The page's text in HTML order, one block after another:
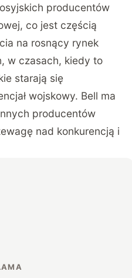
producentów
co jest częścią
na rosnący rynek
w czasach, kiedy to
starają się
wojskowy. Bell ma
producentów
nad konkurencją i